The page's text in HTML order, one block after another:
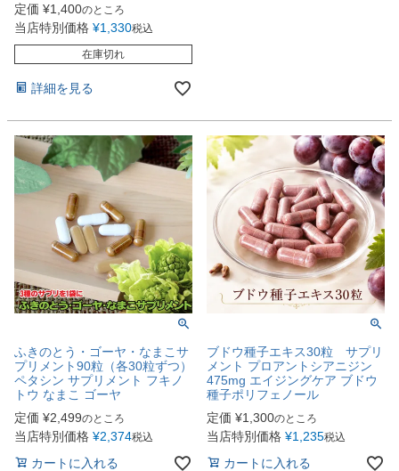
定価 ¥1,400のところ
当店特別価格 ¥1,330税込
在庫切れ
詳細を見る
ふきのとう・ゴーヤ・なまこサ
プリメント90粒（各30粒ずつ）
ペタシン サプリメント フキノ
トウ なまこ ゴーヤ
定価 ¥2,499のところ
当店特別価格 ¥2,374税込
カートに入れる
ブドウ種子エキス30粒 サプリ
メント プロアントシアニジン
475mg エイジングケア ブドウ
種子ポリフェノール
定価 ¥1,300のところ
当店特別価格 ¥1,235税込
カートに入れる